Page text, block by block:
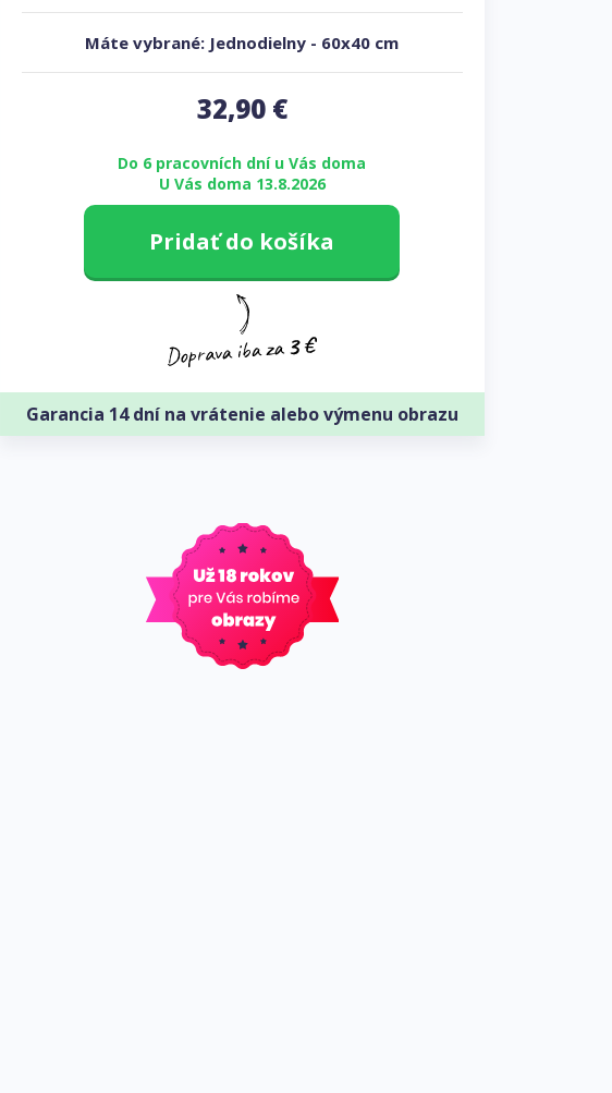
Máte vybrané: Jednodielny - 60x40 cm
32,90€
Do 6 pracovních dní u Vás doma
U Vás doma 13.8.2026
Pridať do košíka
Garancia 14 dní na vrátenie alebo výmenu obrazu